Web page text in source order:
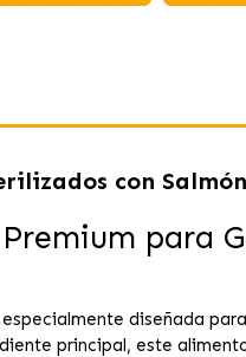
con Salmón
para
diseñada
principal, este